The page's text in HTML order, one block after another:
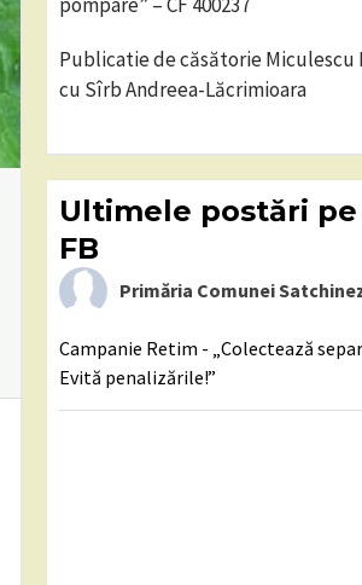
Publicatie de căsătorie Miculescu
cu Sîrb Andreea-Lăcrimioara
Ultimele postări
FB
Primăria Comunei
Campanie Retim - „Colectează
Evită penalizările!”